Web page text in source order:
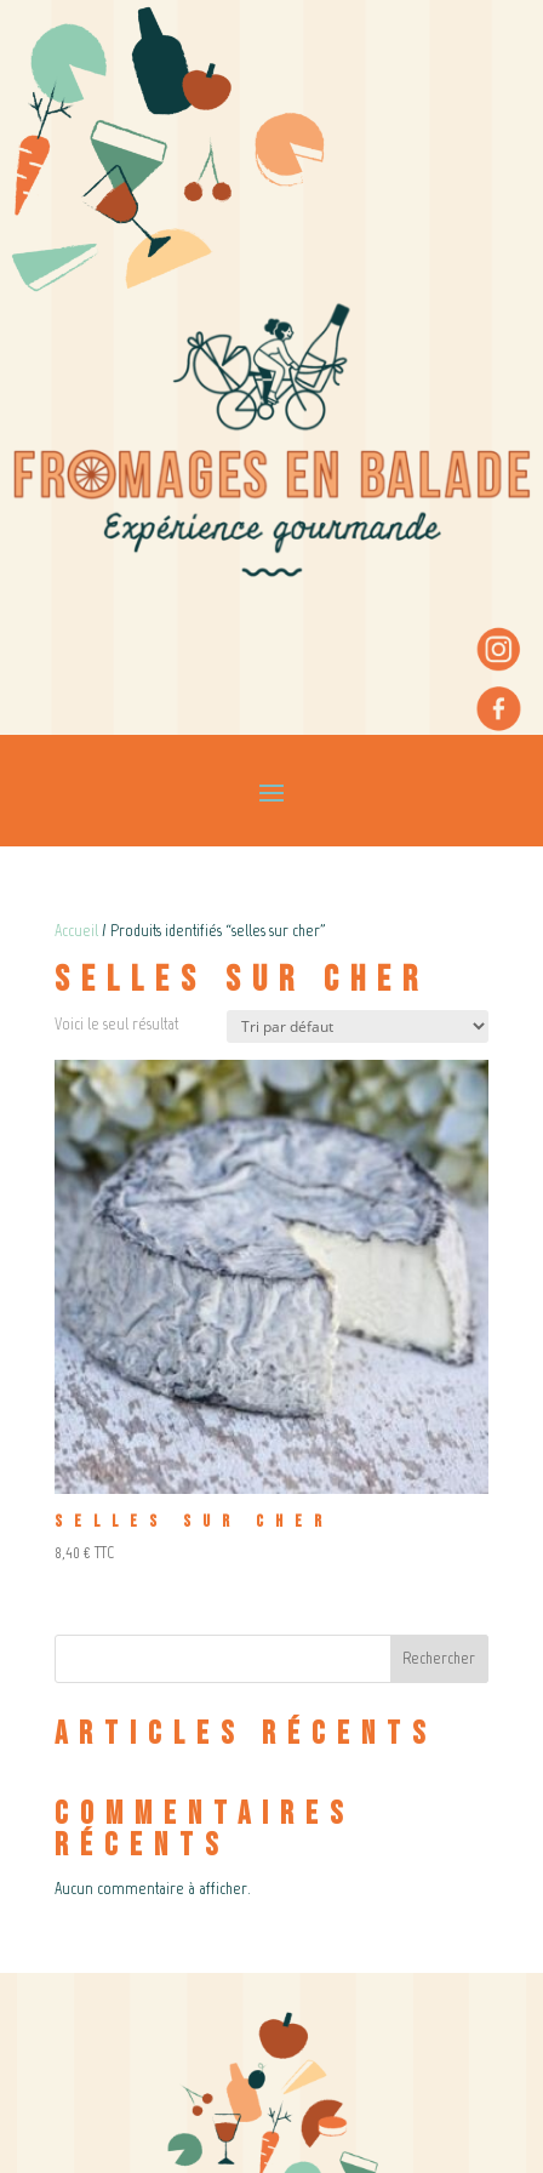
Accueil/ Produits identifiés “selles sur cher”
selles sur cher
Voici le seul résultat
Selles sur Cher
8,40 € TTC
Rechercher
Articles récents
Commentaires
récents
Aucun commentaire à afficher.